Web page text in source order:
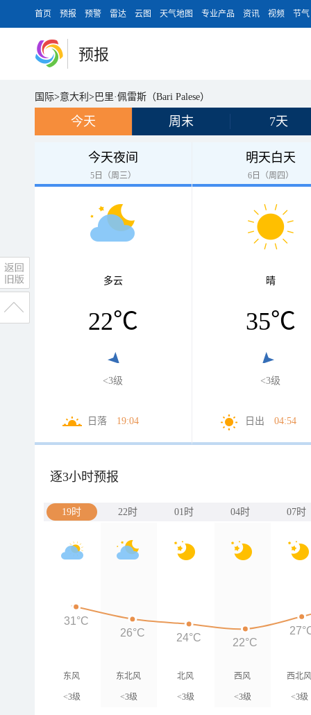
首页 预报 预警 雷达 云图 天气地图 专业产品 资讯 视频 节气
预报
国际>意大利 > 巴里·佩雷斯（Bari Palese）
今天 周末 7天
今天夜间
5日（周三）
多云
22℃
<3级
日落 19:04
明天白天
6日（周四）
晴
35℃
<3级
日出 04:54
逐3小时预报
19时 22时 01时 04时 07时
东风
<3级
东北风
<3级
北风
<3级
西风
<3级
西北
<3级
31°C
26°C
24°C 22°C